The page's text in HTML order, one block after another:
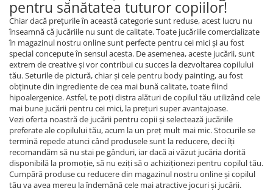
pentru sănătatea tuturor copiilor!
Chiar dacă preţurile în această categorie sunt reduse, acest lucru nu
înseamnă că jucăriile nu sunt de calitate. Toate jucăriile comercializate
în magazinul nostru online sunt perfecte pentru cei mici şi au fost
special concepute în sensul acesta. De asemenea, aceste jucării, sunt
extrem de creative şi vor contribui cu succes la dezvoltarea copilului
tău. Seturile de pictură, chiar şi cele pentru body painting, au fost
obţinute din ingrediente de cea mai bună calitate, toate fiind
hipoalergenice. Astfel, te poţi distra alături de copilul tău utilizând cele
mai bune jucării pentru cei mici, la preţuri super avantajoase.
Vezi oferta noastră de jucării pentru copii şi selectează jucăriile
preferate ale copilului tău, acum la un preţ mult mai mic. Stocurile se
termină repede atunci când produsele sunt la reducere, deci îţi
recomandăm să nu stai pe gânduri, iar dacă ai văzut jucăria dorită
disponibilă la promoţie, să nu eziţi să o achiziţionezi pentru copilul tău.
Cumpără produse cu reducere din magazinul nostru online şi copilul
tău va avea mereu la îndemână cele mai atractive jocuri şi jucării.